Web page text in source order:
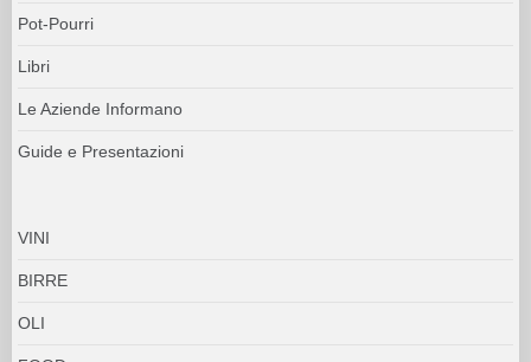
Pot-Pourri
Libri
Le Aziende Informano
Guide e Presentazioni
VINI
BIRRE
OLI